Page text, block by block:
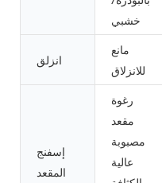
خشبي
انزلق
مانع
للانزلاق
إسفنج
المقعد
رغوة
مقعد
مصبوبة
عالية